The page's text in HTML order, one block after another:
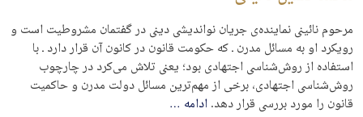
مرحوم نائینی نماینده‌ی جریان نواندیشی دینی در گفتمان مشروطیت است و
رویکرد او به مسائل مدرن ـ که حکومت قانون در کانون آن قرار دارد ـ با
استفاده از روش‌شناسی اجتهادی بود؛ یعنی تلاش می‌کرد در چارچوب
روش‌شناسی اجتهادی، برخی از مهم‌ترین مسائل دولت مدرن و حاکمیت
قانون را مورد بررسی قرار دهد.ادامه …